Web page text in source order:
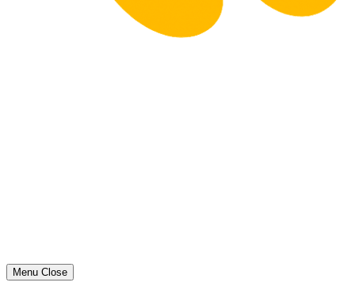
Menu Close